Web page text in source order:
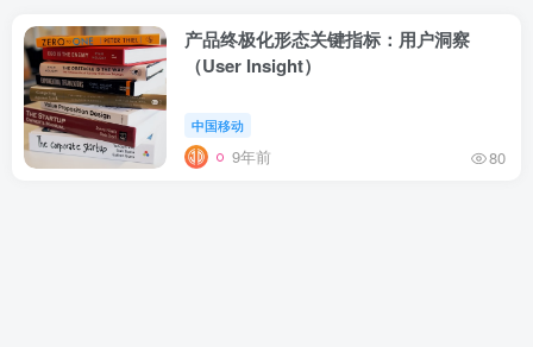
产品终极化形态关键指标：用户洞察
（User Insight）
中国移动
9年前 80